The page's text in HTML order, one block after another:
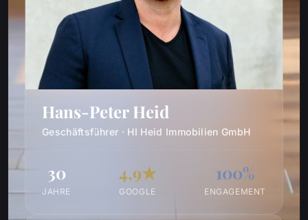
Hans-Peter Heid
Geschäftsführer · HI Heid Immobilien GmbH
30
JAHRE
4,9★
GOOGLE
100%
ENGAGEMENT